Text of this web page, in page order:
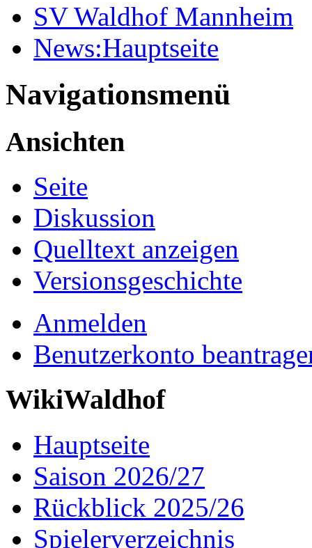
SV Waldhof Mannheim
News:Hauptseite
Navigationsmenü
Ansichten
Seite
Diskussion
Quelltext anzeigen
Versionsgeschichte
Anmelden
Benutzerkonto
WikiWaldhof
Hauptseite
Saison 2026/27
Rückblick 2025/26
Spielerverzeichnis